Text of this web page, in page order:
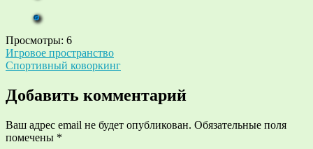
Просмотры: 6
Навигация
по
записям
Игровое пространство
Спортивный коворкинг
Добавить комментарий
Ваш адрес email не будет опубликован. Обязательные поля
помечены *